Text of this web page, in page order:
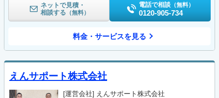
ネットで見積・
相談する （無料）
電話で相談 （無料）
0120-905-734
料金・サービスを見る
えんサポート株式会社
[運営会社] えんサポート株式会社